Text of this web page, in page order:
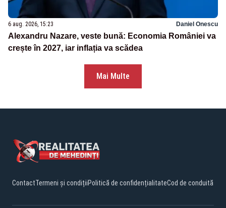
6 aug. 2026, 15:23 Daniel Onescu
Alexandru Nazare, veste bună: Economia României va
crește în 2027, iar inflația va scădea
Mai Multe
ContactTermeni și condițiiPolitică de confidențialitateCod de conduită